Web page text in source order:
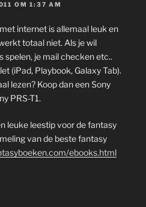
OM 1:37 AM
internet is allemaal leuk en
totaal niet. Als je wil
spelen, je mail checken etc..
(iPad, Playbook, Galaxy Tab).
lezen? Koop dan een Sony
PRS-T1.
leuke leestip voor de fantasy
van de beste fantasy
ebooks.html